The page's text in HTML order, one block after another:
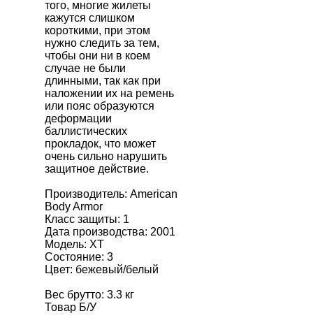
того, многие жилеты
кажутся слишком
короткими, при этом
нужно следить за тем,
чтобы они ни в коем
случае не были
длинными, так как при
наложении их на ремень
или пояс образуются
деформации
баллистических
прокладок, что может
очень сильно нарушить
защитное действие.
Производитель: American
Body Armor
Класс защиты: 1
Дата производства: 2001
Модель: XT
Состояние: 3
Цвет: бежевый/белый
Вес брутто: 3.3 кг
Товар Б/У